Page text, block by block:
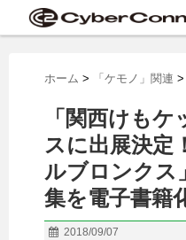
ホーム > 「ケモノ」関連 >
「関西けも
スに出展決定
ルブロンクス
集を電子書籍
2018/09/07